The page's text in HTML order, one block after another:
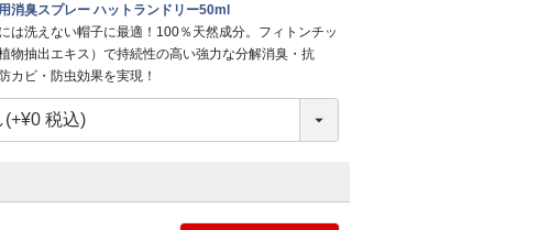
消臭スプレー ハットランドリー50ml
は洗えない帽子に最適！100％天然成分。フィトンチッ
物抽出エキス）で持続性の高い強力な分解消臭・抗
カビ・防虫効果を実現！